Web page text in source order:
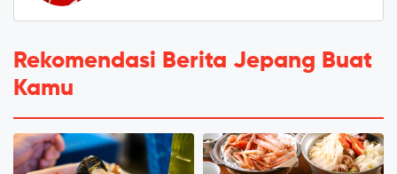
Rekomendasi Berita Jepang Buat
Kamu